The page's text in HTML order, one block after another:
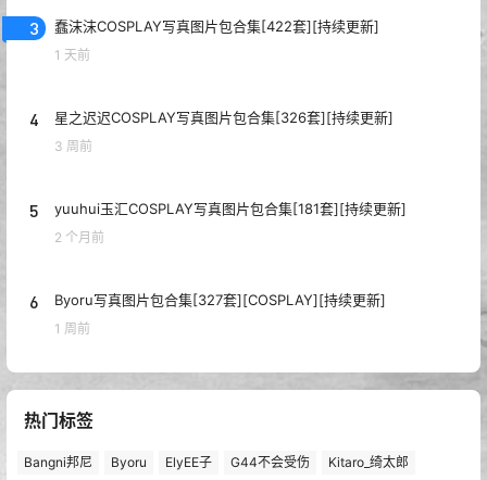
3 蠢沫沫COSPLAY写真图片包合集[422套][持续更新]
1 天前
4 星之迟迟COSPLAY写真图片包合集[326套][持续更新]
3 周前
5 yuuhui玉汇COSPLAY写真图片包合集[181套][持续更新]
2 个月前
6 Byoru写真图片包合集[327套][COSPLAY][持续更新]
1 周前
热门标签
Bangni邦尼 Byoru ElyEE子 G44不会受伤 Kitaro_绮太郎